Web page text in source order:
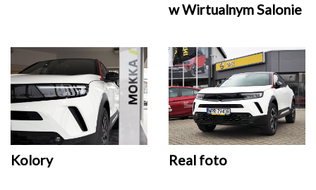
w Wirtualnym Salonie
Kolory Real foto